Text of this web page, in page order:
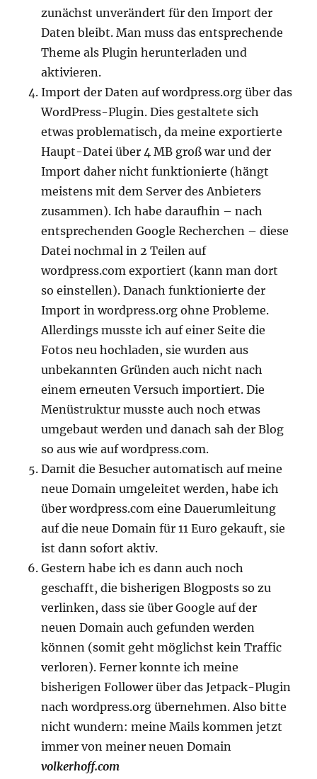
zunächst unverändert für den Import der
Daten bleibt. Man muss das entsprechende
Theme als Plugin herunterladen und
aktivieren.
Import der Daten auf wordpress.org über das
WordPress-Plugin. Dies gestaltete sich
etwas problematisch, da meine exportierte
Haupt-Datei über 4 MB groß war und der
Import daher nicht funktionierte (hängt
meistens mit dem Server des Anbieters
zusammen). Ich habe daraufhin – nach
entsprechenden Google Recherchen – diese
Datei nochmal in 2 Teilen auf
wordpress.com exportiert (kann man dort
so einstellen). Danach funktionierte der
Import in wordpress.org ohne Probleme.
Allerdings musste ich auf einer Seite die
Fotos neu hochladen, sie wurden aus
unbekannten Gründen auch nicht nach
einem erneuten Versuch importiert. Die
Menüstruktur musste auch noch etwas
umgebaut werden und danach sah der Blog
so aus wie auf wordpress.com.
Damit die Besucher automatisch auf meine
neue Domain umgeleitet werden, habe ich
über wordpress.com eine Dauerumleitung
auf die neue Domain für 11 Euro gekauft, sie
ist dann sofort aktiv.
Gestern habe ich es dann auch noch
geschafft, die bisherigen Blogposts so zu
verlinken, dass sie über Google auf der
neuen Domain auch gefunden werden
können (somit geht möglichst kein Traffic
verloren). Ferner konnte ich meine
bisherigen Follower über das Jetpack-Plugin
nach wordpress.org übernehmen. Also bitte
nicht wundern: meine Mails kommen jetzt
immer von meiner neuen Domain
volkerhoff.com